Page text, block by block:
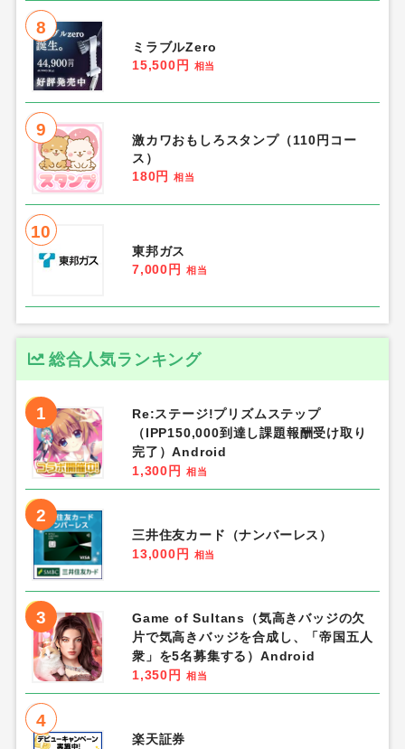
8
ミラブルZero
15,500円
相当
9
激カワおもしろスタンプ（110円コー
ス）
180円
相当
10
東邦ガス
7,000円
相当
総合人気ランキング
1
Re:ステージ!プリズムステップ
（IPP150,000到達し課題報酬受け取り
完了）Android
1,300円
相当
2
三井住友カード（ナンバーレス）
13,000円
相当
3
Game of Sultans（気高きバッジの欠
片で気高きバッジを合成し、「帝国五人
衆」を5名募集する）Android
1,350円
相当
4
楽天証券